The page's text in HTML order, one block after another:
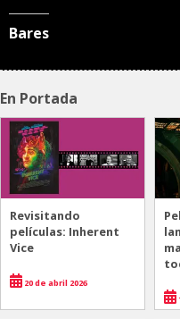
Bares
En Portada
Revisitando
películas: Inherent
Vice
20 de abril 2026